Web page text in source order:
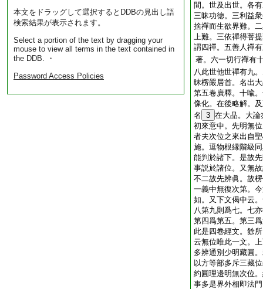
本文をドラッグして選択するとDDBの見出し語
検索結果が表示されます。
Select a portion of the text by dragging your
mouse to view all terms in the text contained in
the DDB. ・
Password Access Policies
間。世及出世。各
三昧功徳。三利益
捨禪而生欲界難。
上難。三依禪得菩
謂四禪。五善人禪
著。六一切行禪有
八此世他世禪有九
昧楞嚴居首。名出
第五卷廣釋。十喩
像化。在後略解。
名
3 在大品。大論
初來意中。先明無
者夫次位之來出自
施。逗物根縁階級
能判於諸下。是故
事説於諸位。又無
不二故先辨眞。故
一義中無復次第。
如。又下文偈中云
八第九則爲七。七
第四爲第五。第三
此是四卷經文。餘
云無位唯此一文。
多辨通別少明藏圓
以方等部多斥三藏
約圓理邊明無次位
事多是界外相即法